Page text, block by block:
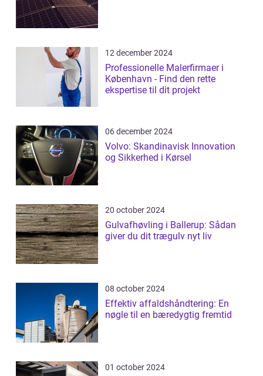
12 december 2024
Professionelle Malerfirmaer i
København - Find den rette
ekspertise til dit projekt
06 december 2024
Volvo: Skandinavisk Innovation
og Sikkerhed i Kørsel
20 october 2024
Gulvafhøvling i Ballerup: Sådan
giver du dit trægulv nyt liv
08 october 2024
Effektiv affaldshåndtering: En
nøgle til en bæredygtig fremtid
01 october 2024